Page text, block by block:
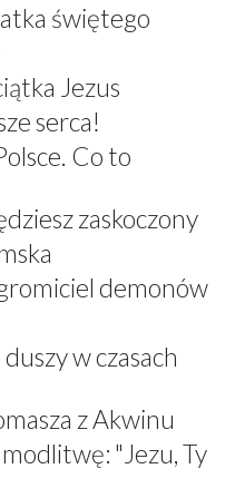
świętego
Jezus
serca!
Co to
zaskoczony
demonów
w czasach
z Akwinu
"Jezu, Ty